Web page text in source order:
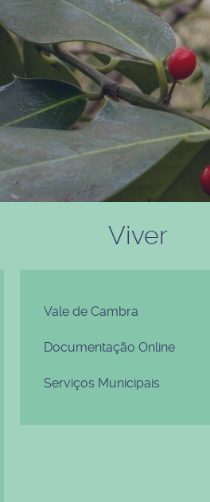
Viver
Vale de Cambra
Documentação Online
Serviços Municipais